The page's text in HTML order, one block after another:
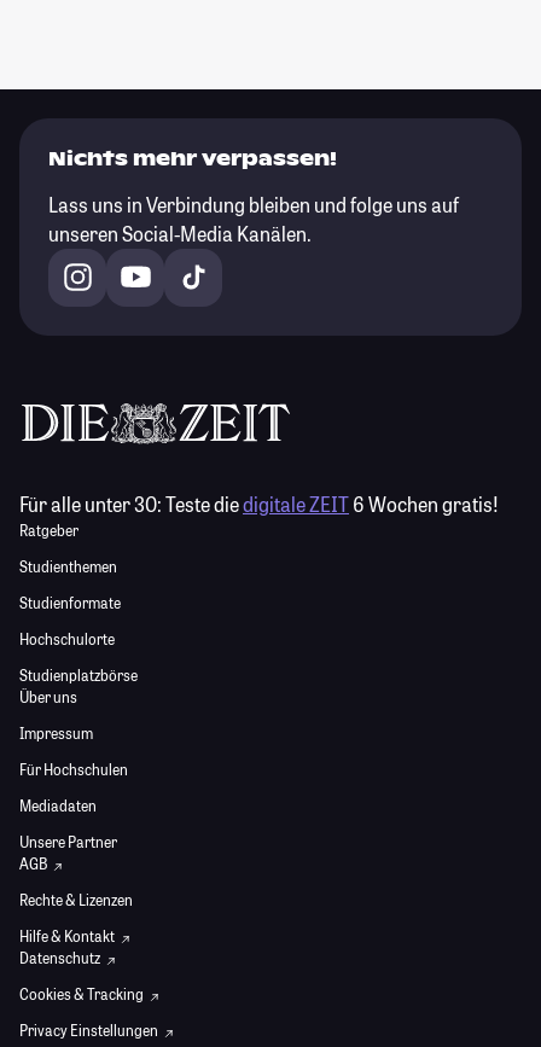
Nichts mehr verpassen!
Lass uns in Verbindung bleiben und folge uns auf
unseren Social-Media Kanälen.
Für alle unter 30:Teste diedigitale ZEIT6 Wochen gratis!
Ratgeber
Studienthemen
Studienformate
Hochschulorte
Studienplatzbörse
Über uns
Impressum
Für Hochschulen
Mediadaten
Unsere Partner
AGB
Rechte & Lizenzen
Hilfe & Kontakt
Datenschutz
Cookies & Tracking
Privacy Einstellungen